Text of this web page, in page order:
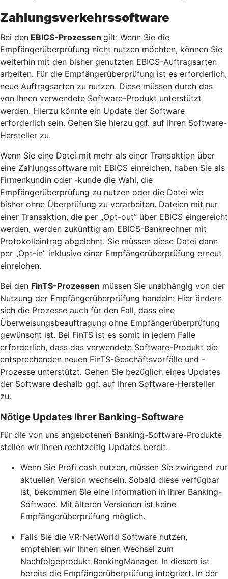
Zahlungsverkehrssoftware
Bei den EBICS-Prozessen gilt: Wenn Sie die
Empfängerüberprüfung nicht nutzen möchten, können Sie
weiterhin mit den bisher genutzten EBICS-Auftragsarten
arbeiten. Für die Empfängerüberprüfung ist es erforderlich,
neue Auftragsarten zu nutzen. Diese müssen durch das
von Ihnen verwendete Software-Produkt unterstützt
werden. Hierzu könnte ein Update der Software
erforderlich sein. Gehen Sie hierzu ggf. auf Ihren Software-
Hersteller zu.
Wenn Sie eine Datei mit mehr als einer Transaktion über
eine Zahlungssoftware mit EBICS einreichen, haben Sie als
Firmenkundin oder -kunde die Wahl, die
Empfängerüberprüfung zu nutzen oder die Datei wie
bisher ohne Überprüfung zu verarbeiten. Dateien mit nur
einer Transaktion, die per „Opt-out” über EBICS eingereicht
werden, werden zukünftig am EBICS-Bankrechner mit
Protokolleintrag abgelehnt. Sie müssen diese Datei dann
per „Opt-in” inklusive einer Empfängerüberprüfung erneut
einreichen.
Bei den FinTS-Prozessen müssen Sie unabhängig von der
Nutzung der Empfängerüberprüfung handeln: Hier ändern
sich die Prozesse auch für den Fall, dass eine
Überweisungsbeauftragung ohne Empfängerüberprüfung
gewünscht ist. Bei FinTS ist es somit in jedem Falle
erforderlich, dass das verwendete Software-Produkt die
entsprechenden neuen FinTS-Geschäftsvorfälle und -
Prozesse unterstützt. Gehen Sie bezüglich eines Updates
der Software deshalb ggf. auf Ihren Software-Hersteller
zu.
Nötige Updates Ihrer Banking-Software
Für die von uns angebotenen Banking-Software-Produkte
stellen wir Ihnen rechtzeitig Updates bereit.
Wenn Sie Profi cash nutzen, müssen Sie zwingend zur
aktuellen Version wechseln. Sobald diese verfügbar
ist, bekommen Sie eine Information in Ihrer Banking-
Software. Mit älteren Versionen ist keine
Empfängerüberprüfung möglich.
Falls Sie die VR-NetWorld Software nutzen,
empfehlen wir Ihnen einen Wechsel zum
Nachfolgeprodukt BankingManager. In diesem ist
bereits die Empfängerüberprüfung integriert. In der